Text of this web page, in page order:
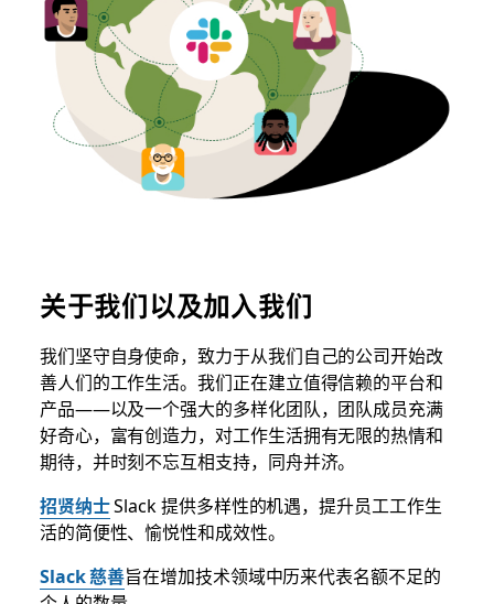
关于我们以及加入我们
我们坚守自身使命，致力于从我们自己的公司开始改
善人们的工作生活。我们正在建立值得信赖的平台和
产品——以及一个强大的多样化团队，团队成员充满
好奇心，富有创造力，对工作生活拥有无限的热情和
期待，并时刻不忘互相支持，同舟并济。
招贤纳士Slack 提供多样性的机遇，提升员工工作生
活的简便性、愉悦性和成效性。
Slack 慈善旨在增加技术领域中历来代表名额不足的